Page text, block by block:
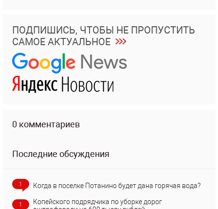
ПОДПИШИСЬ, ЧТОБЫ НЕ ПРОПУСТИТЬ
САМОЕ АКТУАЛЬНОЕ
0 комментариев
Последние обсуждения
1 Когда в поселке Потанино будет дана горячая вода?
1
Копейского подрядчика по уборке дорог